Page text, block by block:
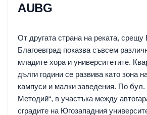
AUBG
От другата страна на реката,
Благоевград показва съвсем
младите хора и университетите.
дълги години се развива като зона
кампуси и малки заведения. По
Методий“, в участъка между
сградите на Югозападния